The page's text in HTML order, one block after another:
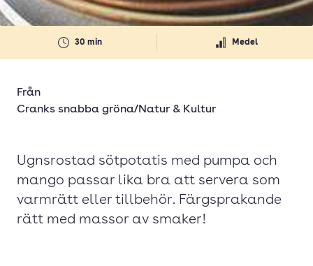
30 min Medel
Från
Cranks snabba gröna/Natur & Kultur
Ugnsrostad sötpotatis med pumpa och
mango passar lika bra att servera som
varmrätt eller tillbehör. Färgsprakande
rätt med massor av smaker!